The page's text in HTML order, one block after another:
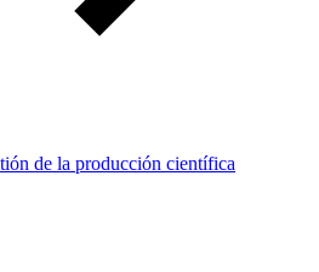
de la producción científica